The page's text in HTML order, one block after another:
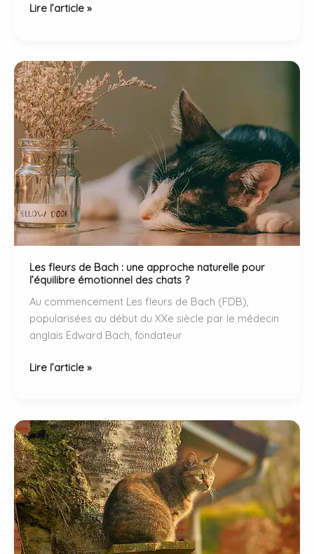
Stérilisation
:
démystifier
les
idées
reçues.
Lire l’article »
Les fleurs de Bach : une approche naturelle pour
l’équilibre émotionnel des chats ?
Au commencement Les fleurs de Bach (FDB),
popularisées au début du XXe siècle par le médecin
anglais Edward Bach, fondateur
Les
Bach
:
une
approche
naturelle
pour
l’équilibre
émotionnel
Lire l’article »